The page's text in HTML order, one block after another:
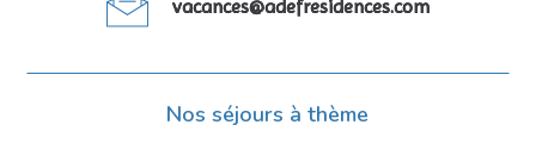
vacances@adefresidences.com
Nos séjours à thème